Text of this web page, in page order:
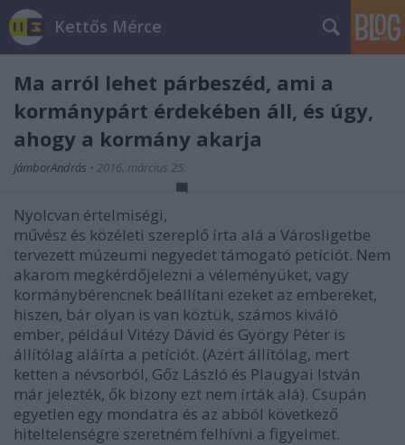
Kettős Mérce
Ma arról lehet párbeszéd, ami a
kormánypárt érdekében áll, és úgy,
ahogy a kormány akarja
JámborAndrás • 2016. március 25.
Nyolcvan értelmiségi,
művész és közéleti szereplő írta alá a Városligetbe
tervezett múzeumi negyedet támogató petíciót. Nem
akarom megkérdőjelezni a véleményüket, vagy
kormánybérencnek beállítani ezeket az embereket,
hiszen, bár olyan is van köztük, számos kiváló
ember, például Vitézy Dávid és György Péter is
állítólag aláírta a petíciót. (Azért állítólag, mert
ketten a névsorból, Gőz László és Plaugyai István
már jelezték, ők bizony ezt nem írták alá). Csupán
egyetlen egy mondatra és az abból következő
hiteltelenségre szeretném felhívni a figyelmet.